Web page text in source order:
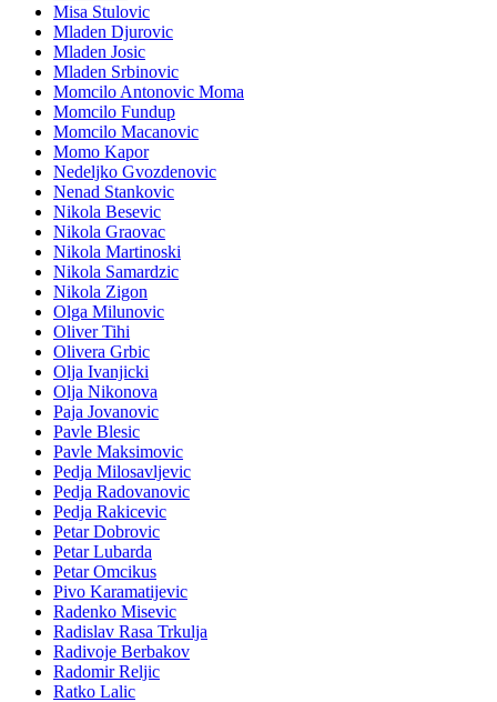
Misa Stulovic
Mladen Djurovic
Mladen Josic
Mladen Srbinovic
Momcilo Antonovic Moma
Momcilo Fundup
Momcilo Macanovic
Momo Kapor
Nedeljko Gvozdenovic
Nenad Stankovic
Nikola Besevic
Nikola Graovac
Nikola Martinoski
Nikola Samardzic
Nikola Zigon
Olga Milunovic
Oliver Tihi
Olivera Grbic
Olja Ivanjicki
Olja Nikonova
Paja Jovanovic
Pavle Blesic
Pavle Maksimovic
Pedja Milosavljevic
Pedja Radovanovic
Pedja Rakicevic
Petar Dobrovic
Petar Lubarda
Petar Omcikus
Pivo Karamatijevic
Radenko Misevic
Radislav Rasa Trkulja
Radivoje Berbakov
Radomir Reljic
Ratko Lalic